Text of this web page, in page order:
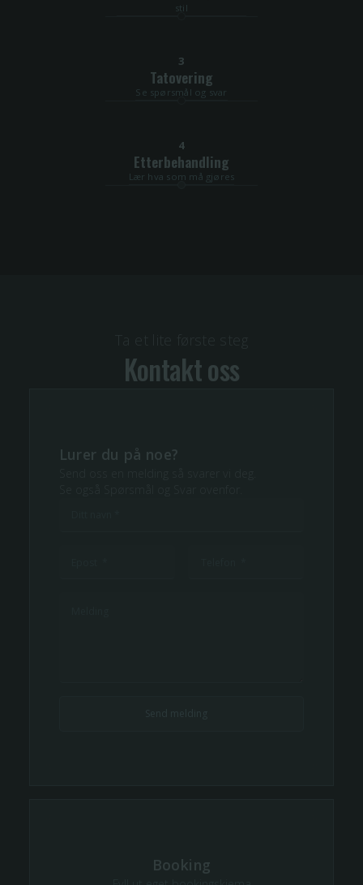
stil
3
Tatovering
Se spørsmål og svar
4
Etterbehandling
Lær hva som må gjøres
Kontakt oss
Booking
Lurer du på noe?